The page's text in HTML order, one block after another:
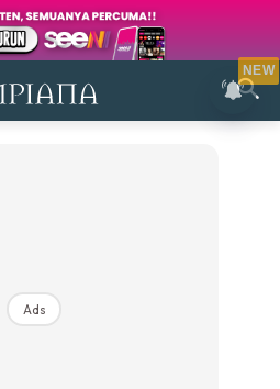
Login|Register
Ads
NEW